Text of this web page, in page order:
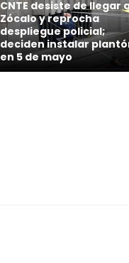
CNTE desiste de llegar
Zócalo y reprocha
despliegue policial;
deciden instalar
en 5 de mayo